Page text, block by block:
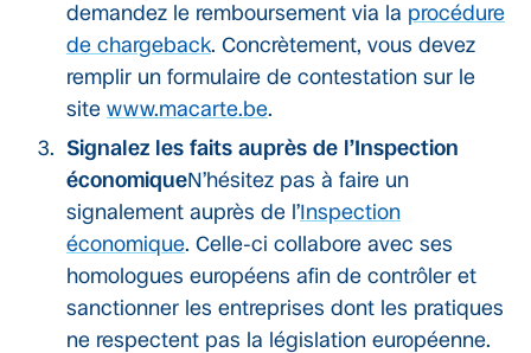
demandez le remboursement via la procédure
de chargeback. Concrètement, vous devez
remplir un formulaire de contestation sur le
site www.macarte.be.
Signalez les faits auprès de l’Inspection
économiqueN’hésitez pas à faire un
signalement auprès de l’Inspection
économique. Celle-ci collabore avec ses
homologues européens afin de contrôler et
sanctionner les entreprises dont les pratiques
ne respectent pas la législation européenne.